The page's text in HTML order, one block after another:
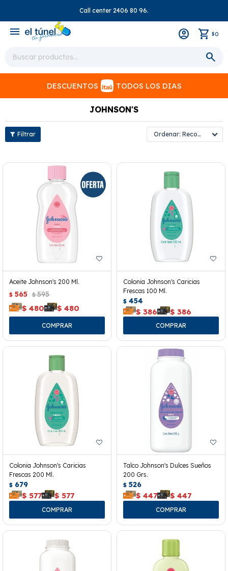
Call center 2406 80 96.
menu $0
DESCUENTOS TODOS LOS DIAS
JOHNSON'S
Recomendados
Aceite Johnson's 200 Ml.
$ 565 $ 595
$ 480 $ 480
Colonia Johnson's Caricias
Frescas 100 Ml.
$ 454
$ 386 $ 386
Colonia Johnson's Caricias
Frescas 200 Ml.
$ 679
$ 577 $ 577
Talco Johnson's Dulces Sueños
200 Grs.
$ 526
$ 447 $ 447
close